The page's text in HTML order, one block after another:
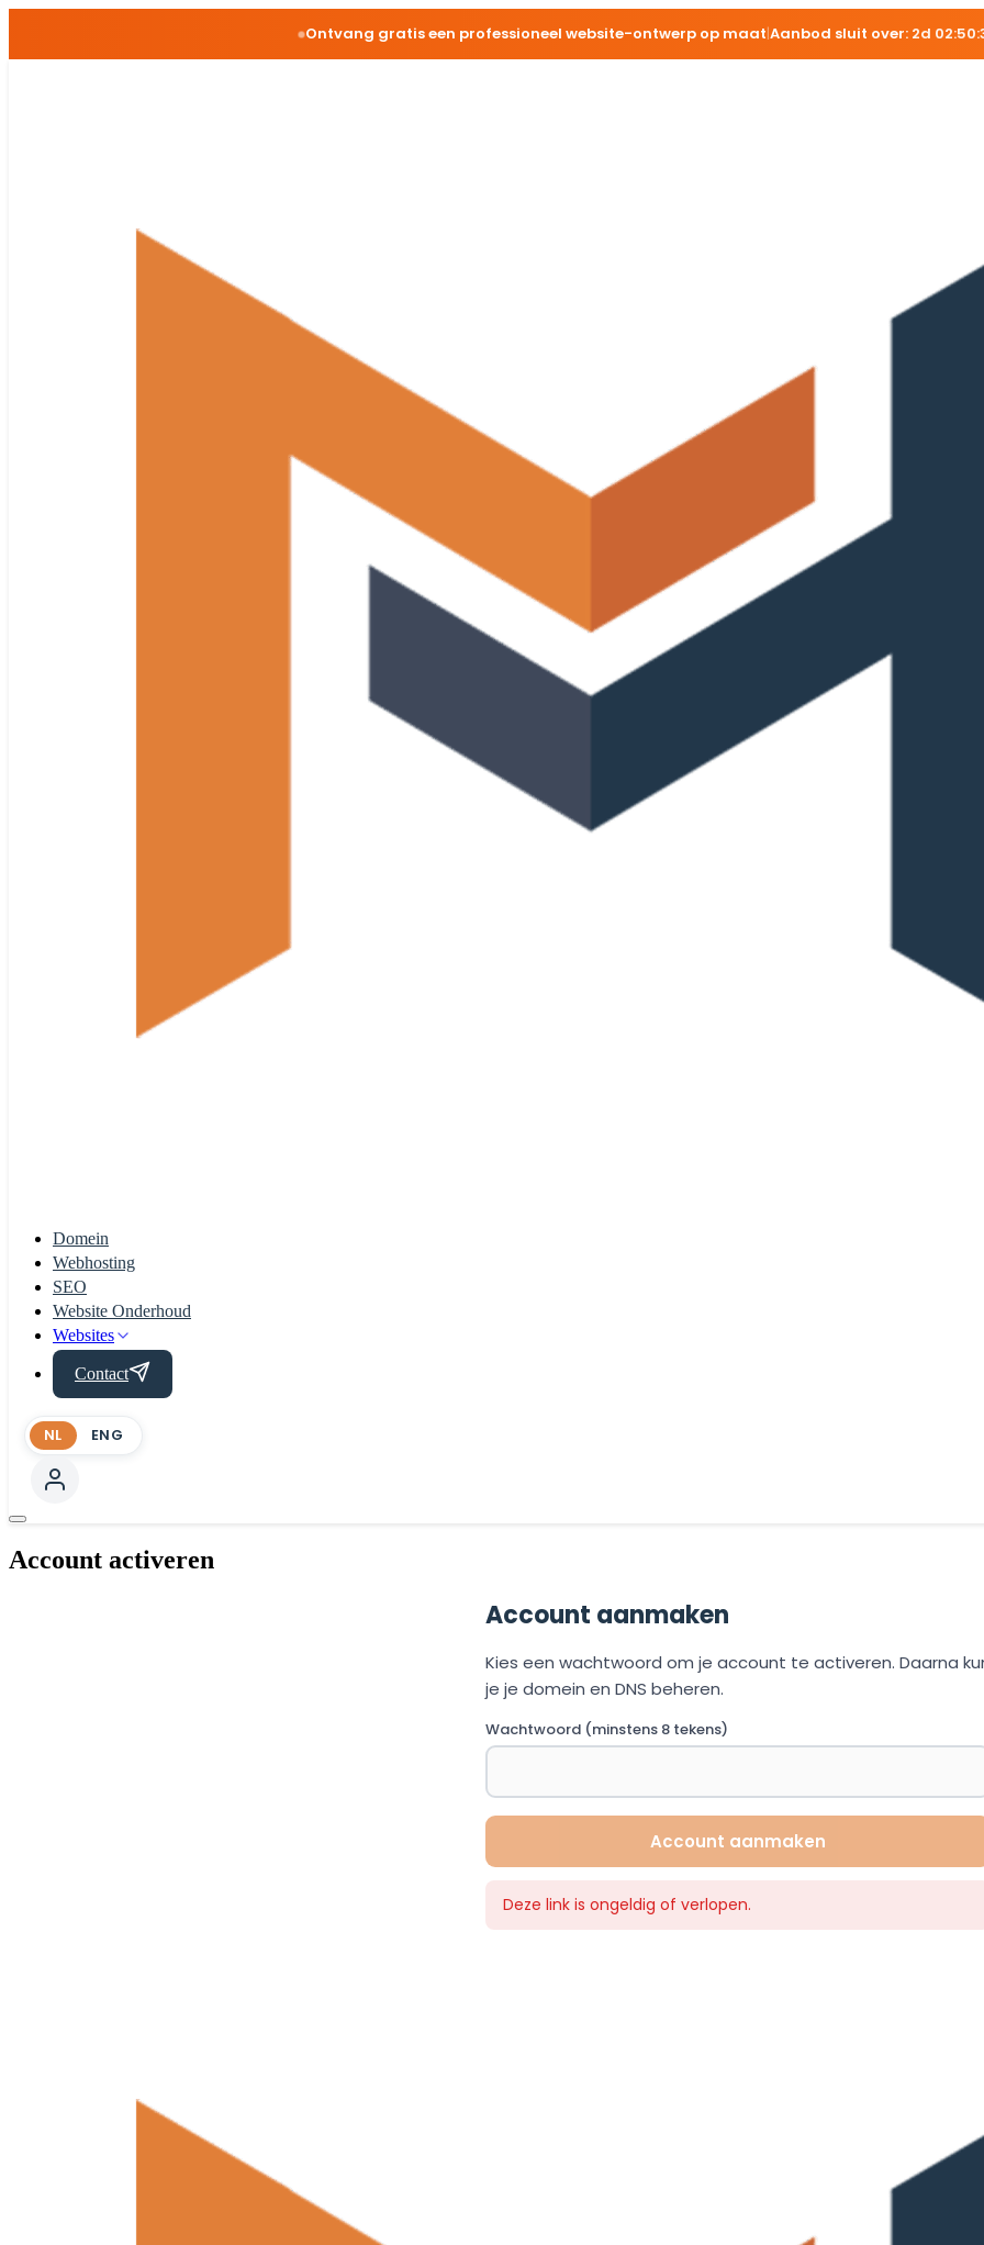
Ontvang gratis een professioneel website-ontwerp op maat|Aanbod sluit over:2d
Domein
Webhosting
SEO
Website Onderhoud
Websites
Contact
NL ENG
Account activeren
Account aanmaken
Kies een wachtwoord om je account te activeren. Daarna
je je domein en DNS beheren.
Wachtwoord (minstens 8 tekens)
Account aanmaken
Deze link is ongeldig of verlopen.